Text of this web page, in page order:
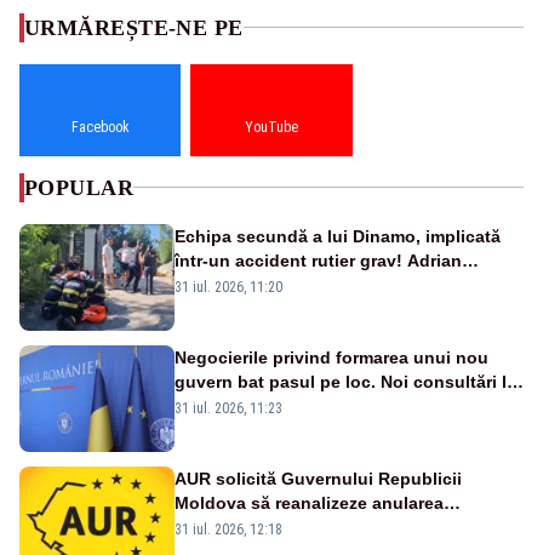
URMĂREȘTE-NE PE
Facebook YouTube
POPULAR
Echipa secundă a lui Dinamo, implicată
într-un accident rutier grav! Adrian
Ropotan a fost resuscitat
31 iul. 2026, 11:20
Negocierile privind formarea unui nou
guvern bat pasul pe loc. Noi consultări la
Cotroceni, așteptate după mijlocul lunii
31 iul. 2026, 11:23
AUR solicită Guvernului Republicii
Moldova să reanalizeze anularea
concertului de Ziua Limbii Române
31 iul. 2026, 12:18